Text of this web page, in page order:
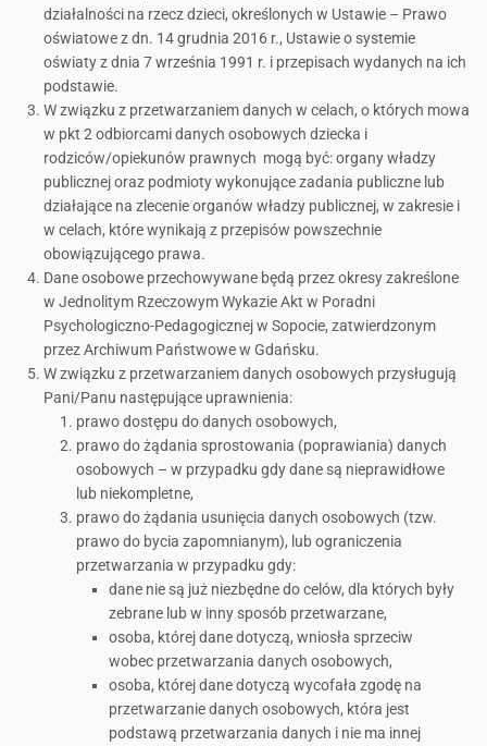
działalności na rzecz dzieci, określonych w Ustawie – Prawo
oświatowe z dn. 14 grudnia 2016 r., Ustawie o systemie
oświaty z dnia 7 września 1991 r. i przepisach wydanych na ich
podstawie.
W związku z przetwarzaniem danych w celach, o których mowa
w pkt 2 odbiorcami danych osobowych dziecka i
rodziców/opiekunów prawnych mogą być: organy władzy
publicznej oraz podmioty wykonujące zadania publiczne lub
działające na zlecenie organów władzy publicznej, w zakresie i
w celach, które wynikają z przepisów powszechnie
obowiązującego prawa.
Dane osobowe przechowywane będą przez okresy zakreślone
w Jednolitym Rzeczowym Wykazie Akt w Poradni
Psychologiczno-Pedagogicznej w Sopocie, zatwierdzonym
przez Archiwum Państwowe w Gdańsku.
W związku z przetwarzaniem danych osobowych przysługują
Pani/Panu następujące uprawnienia:
prawo dostępu do danych osobowych,
prawo do żądania sprostowania (poprawiania) danych
osobowych – w przypadku gdy dane są nieprawidłowe
lub niekompletne,
prawo do żądania usunięcia danych osobowych (tzw.
prawo do bycia zapomnianym), lub ograniczenia
przetwarzania w przypadku gdy:
dane nie są już niezbędne do celów, dla których były
zebrane lub w inny sposób przetwarzane,
osoba, której dane dotyczą, wniosła sprzeciw
wobec przetwarzania danych osobowych,
osoba, której dane dotyczą wycofała zgodę na
przetwarzanie danych osobowych, która jest
podstawą przetwarzania danych i nie ma innej